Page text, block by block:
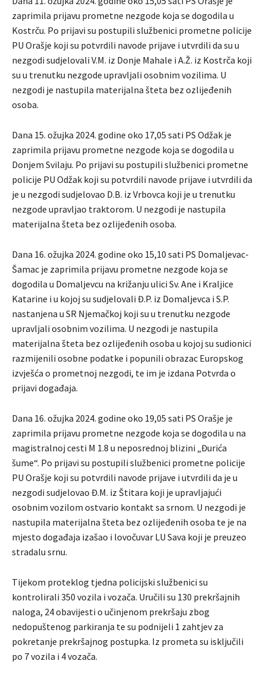
zaprimila prijavu prometne nezgode koja se dogodila u
Kostrču. Po prijavi su postupili službenici prometne policije
PU Orašje koji su potvrdili navode prijave i utvrdili da su u
nezgodi sudjelovali V.M. iz Donje Mahale i A.Ž. iz Kostrča koji
su u trenutku nezgode upravljali osobnim vozilima. U
nezgodi je nastupila materijalna šteta bez ozlijeđenih
osoba.
Dana 15. ožujka 2024. godine oko 17,05 sati PS Odžak je
zaprimila prijavu prometne nezgode koja se dogodila u
Donjem Svilaju. Po prijavi su postupili službenici prometne
policije PU Odžak koji su potvrdili navode prijave i utvrdili da
je u nezgodi sudjelovao D.B. iz Vrbovca koji je u trenutku
nezgode upravljao traktorom. U nezgodi je nastupila
materijalna šteta bez ozlijeđenih osoba.
Dana 16. ožujka 2024. godine oko 15,10 sati PS Domaljevac-
Šamac je zaprimila prijavu prometne nezgode koja se
dogodila u Domaljevcu na križanju ulici Sv. Ane i Kraljice
Katarine i u kojoj su sudjelovali Đ.P. iz Domaljevca i S.P.
nastanjena u SR Njemačkoj koji su u trenutku nezgode
upravljali osobnim vozilima. U nezgodi je nastupila
materijalna šteta bez ozlijeđenih osoba u kojoj su sudionici
razmijenili osobne podatke i popunili obrazac Europskog
izvješća o prometnoj nezgodi, te im je izdana Potvrda o
prijavi događaja.
Dana 16. ožujka 2024. godine oko 19,05 sati PS Orašje je
zaprimila prijavu prometne nezgode koja se dogodila u na
magistralnoj cesti M 1.8 u neposrednoj blizini „Đurića
šume“. Po prijavi su postupili službenici prometne policije
PU Orašje koji su potvrdili navode prijave i utvrdili da je u
nezgodi sudjelovao Đ.M. iz Štitara koji je upravljajući
osobnim vozilom ostvario kontakt sa srnom. U nezgodi je
nastupila materijalna šteta bez ozlijeđenih osoba te je na
mjesto događaja izašao i lovočuvar LU Sava koji je preuzeo
stradalu srnu.
Tijekom proteklog tjedna policijski službenici su
kontrolirali 350 vozila i vozača. Uručili su 130 prekršajnih
naloga, 24 obavijesti o učinjenom prekršaju zbog
nedopuštenog parkiranja te su podnijeli 1 zahtjev za
pokretanje prekršajnog postupka. Iz prometa su isključili
po 7 vozila i 4 vozača.